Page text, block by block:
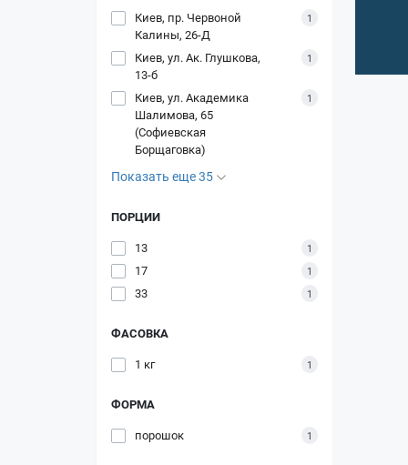
Киев, пр. Червоной
Калины, 26-Д
1
Киев, ул. Ак. Глушкова,
13-б
1
Киев, ул. Академика
Шалимова, 65
(Софиевская
Борщаговка)
1
Показать еще 35
ПОРЦИИ
13
1
17 1
33 1
ФАСОВКА
1 кг
1
ФОРМА
порошок
1